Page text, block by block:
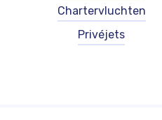
Chartervluchten
Privéjets